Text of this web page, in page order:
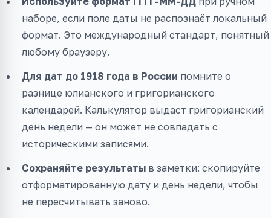
наборе, если поле даты не распознаёт локальный
формат. Это международный стандарт, понятный
любому браузеру.
Для дат до 1918 года в России помните о
разнице юлианского и григорианского
календарей. Калькулятор выдаст григорианский
день недели — он может не совпадать с
историческими записями.
Сохраняйте результаты в заметки: скопируйте
отформатированную дату и день недели, чтобы
не пересчитывать заново.